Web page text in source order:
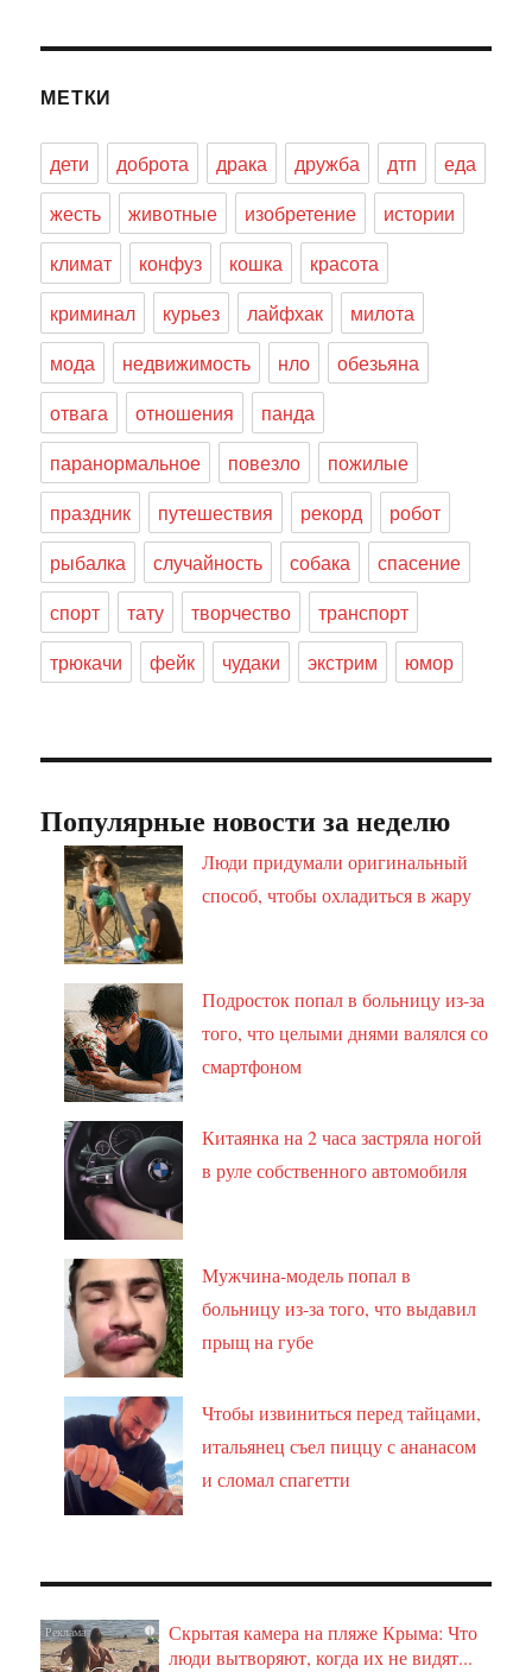
МЕТКИ
дети доброта драка дружба дтп
еда
жесть
животные изобретение
истории
климат
конфуз кошка
красота
криминал
курьез лайфхак
милота
мода
недвижимость нло
обезьяна
отвага
отношения
панда
паранормальное
повезло
пожилые
праздник
путешествия рекорд
робот
рыбалка
случайность собака
спасение
спорт
тату творчество
транспорт
трюкачи
фейк чудаки экстрим юмор
Популярные новости за неделю
Люди придумали оригинальный
способ, чтобы охладиться в жару
Подросток попал в больницу из-за
того, что целыми днями валялся со
смартфоном
Китаянка на 2 часа застряла ногой
в руле собственного автомобиля
Мужчина-модель попал в
больницу из-за того, что выдавил
прыщ на губе
Чтобы извиниться перед тайцами,
итальянец съел пиццу с ананасом
и сломал спагетти
i
Скрытая камера на пляже Крыма: Что
люди вытворяют, когда их не видят...